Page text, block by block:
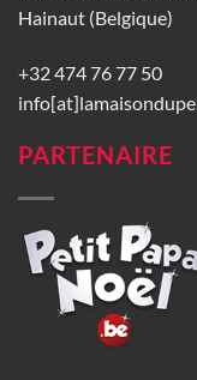
Hainaut (Belgique)
+32 474 76 77 50
PARTENAIRE